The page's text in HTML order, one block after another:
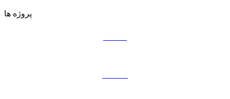
پروژه ها